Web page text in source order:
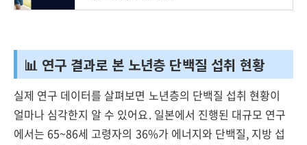
📊 연구 결과로 본 노년층 단백질 섭취 현황
실제 연구 데이터를 살펴보면 노년층의 단백질 섭취 현황이
얼마나 심각한지 알 수 있어요. 일본에서 진행된 대규모 연구
에서는 65~86세 고령자의 36%가 에너지와 단백질, 지방 섭